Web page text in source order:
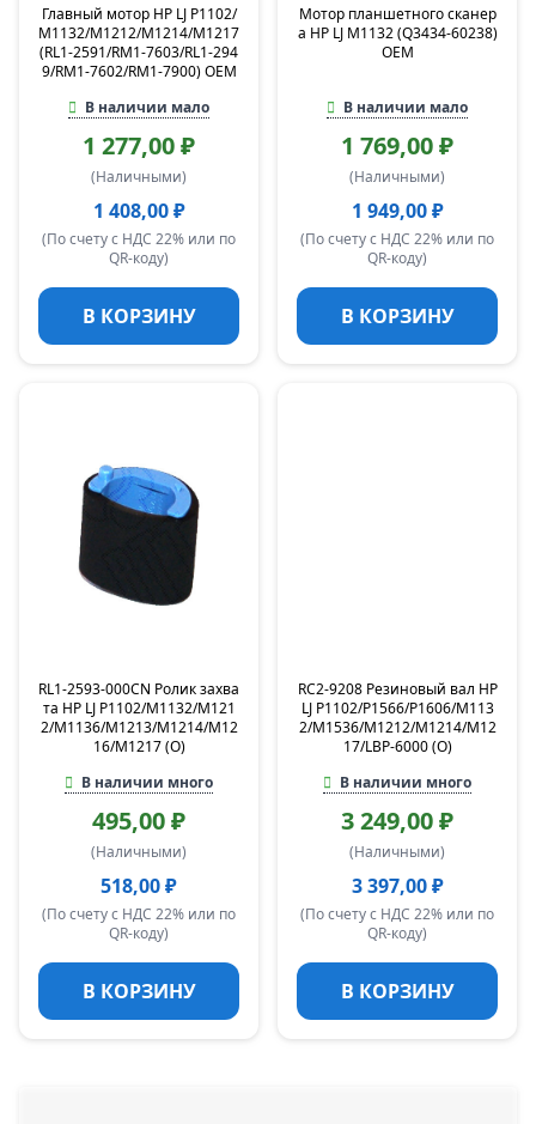
Главный мотор HP LJ P1102/
M1132/M1212/M1214/M1217
(RL1-2591/RM1-7603/RL1-294
9/RM1-7602/RM1-7900) OEM
В наличии мало
1 277,00 ₽
(Наличными)
1 408,00 ₽
(По счету с НДС 22% или по
QR-коду)
В КОРЗИНУ
Мотор планшетного сканер
а HP LJ M1132 (Q3434-60238)
OEM
В наличии мало
1 769,00 ₽
(Наличными)
1 949,00 ₽
(По счету с НДС 22% или по
QR-коду)
В КОРЗИНУ
RL1-2593-000CN Ролик захва
та HP LJ P1102/M1132/M121
2/M1136/M1213/M1214/M12
16/M1217 (O)
В наличии много
495,00 ₽
(Наличными)
518,00 ₽
(По счету с НДС 22% или по
QR-коду)
В КОРЗИНУ
RC2-9208 Резиновый вал HP
LJ P1102/P1566/P1606/M113
2/M1536/M1212/M1214/M12
17/LBP-6000 (O)
В наличии много
3 249,00 ₽
(Наличными)
3 397,00 ₽
(По счету с НДС 22% или по
QR-коду)
В КОРЗИНУ